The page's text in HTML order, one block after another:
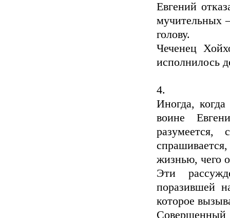
Евгений
мучительных
голову.
Чеченец
исполнилось
4.
Иногда,
воине
жизнью, чего
Эти
поразившей
которое